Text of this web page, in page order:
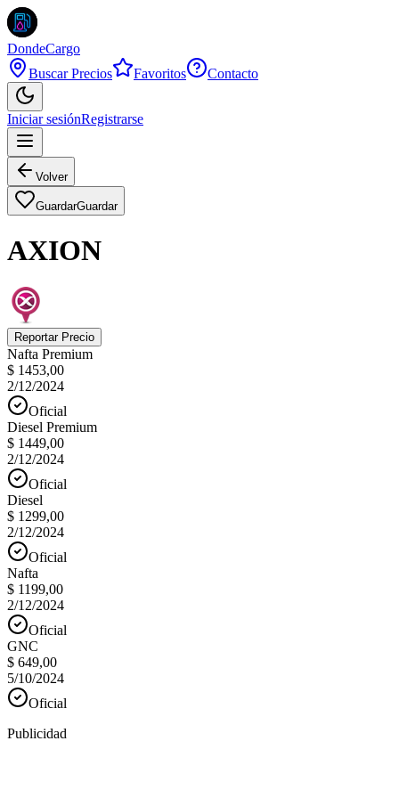
DondeCargo
Buscar Precios
Favoritos Contacto
Iniciar sesiónRegistrarse
Volver
GuardarGuardar
AXION
Reportar Precio
Nafta Premium
$ 1453,00
2/12/2024
Oficial
Diesel Premium
$ 1449,00
2/12/2024
Oficial
Diesel
$ 1299,00
2/12/2024
Oficial
Nafta
$ 1199,00
2/12/2024
Oficial
GNC
$ 649,00
5/10/2024
Oficial
Publicidad